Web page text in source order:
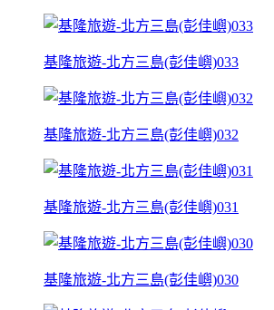
基隆旅遊-北方三島(彭佳嶼)033
基隆旅遊-北方三島(彭佳嶼)032
基隆旅遊-北方三島(彭佳嶼)031
基隆旅遊-北方三島(彭佳嶼)030